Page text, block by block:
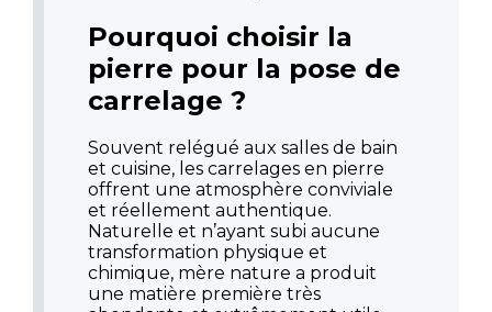
Pourquoi choisir la
pierre pour la pose de
carrelage ?
Souvent relégué aux salles de bain
et cuisine, les carrelages en pierre
offrent une atmosphère conviviale
et réellement authentique.
Naturelle et n’ayant subi aucune
transformation physique et
chimique, mère nature a produit
une matière première très